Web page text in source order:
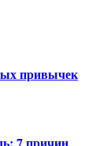
привычек
7 причин